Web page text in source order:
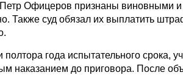
Офицеров признаны виновными и
Также суд обязал их выплатить
года испытательного срока,
наказанием до приговора. После